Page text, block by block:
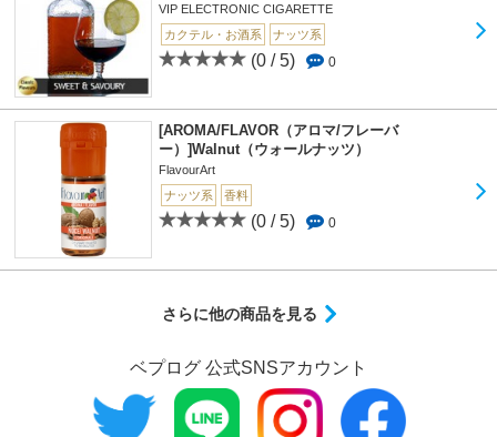
VIP ELECTRONIC CIGARETTE
カクテル・お酒系
ナッツ系
(0 / 5) 0
[AROMA/FLAVOR（アロマ/フレーバ
ー）]Walnut（ウォールナッツ）
FlavourArt
ナッツ系
香料
(0 / 5) 0
さらに他の商品を見る
ベプログ 公式SNSアカウント